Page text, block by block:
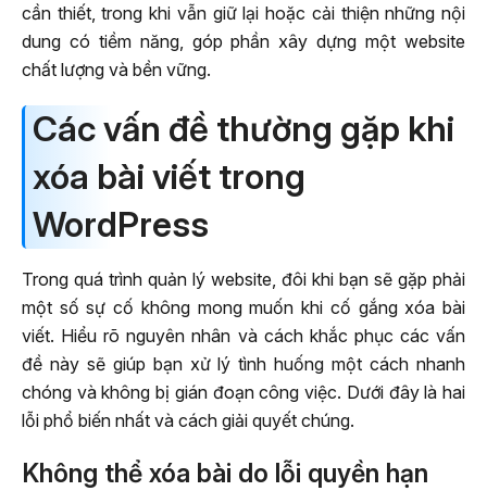
cần thiết, trong khi vẫn giữ lại hoặc cải thiện những nội
dung có tiềm năng, góp phần xây dựng một website
chất lượng và bền vững.
Các vấn đề thường gặp khi
xóa bài viết trong
WordPress
Trong quá trình quản lý website, đôi khi bạn sẽ gặp phải
một số sự cố không mong muốn khi cố gắng xóa bài
viết. Hiểu rõ nguyên nhân và cách khắc phục các vấn
đề này sẽ giúp bạn xử lý tình huống một cách nhanh
chóng và không bị gián đoạn công việc. Dưới đây là hai
lỗi phổ biến nhất và cách giải quyết chúng.
Không thể xóa bài do lỗi quyền hạn